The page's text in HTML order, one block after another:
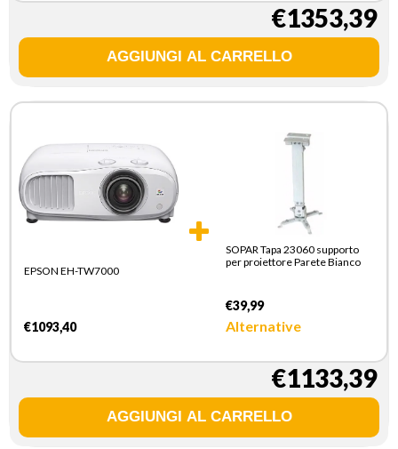
€1353,39
EPSON EH-TW7000
€1093,40
SOPAR Tapa 23060 supporto
per proiettore Parete Bianco
€39,99
Alternative
€1133,39